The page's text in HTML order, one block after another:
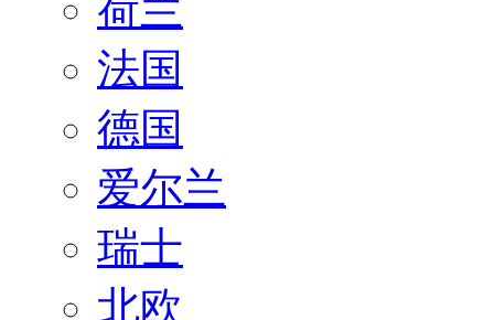
法国
德国
爱尔兰
瑞士
北欧